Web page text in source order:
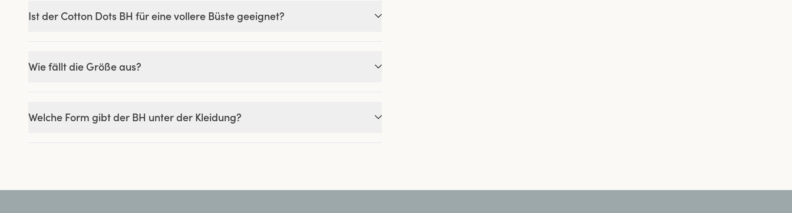
Ist der Cotton Dots BH für eine vollere Büste geeignet?
Wie fällt die Größe aus?
Welche Form gibt der BH unter der Kleidung?